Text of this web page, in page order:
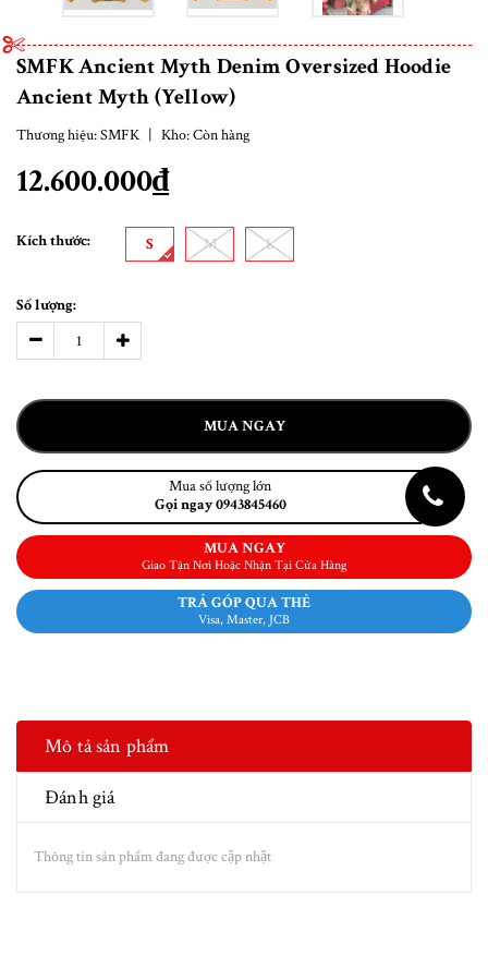
SMFK Ancient Myth Denim Oversized Hoodie
Ancient Myth (Yellow)
Thương hiệu:SMFK Kho:Còn hàng
12.600.000₫
Kích thước: S M L
Số lượng:
MUA NGAY
Mua số lượng lớn
Gọi ngay 0943845460
MUA NGAY
Giao Tận Nơi Hoặc Nhận Tại Cửa Hàng
TRẢ GÓP QUA THẺ
Visa, Master, JCB
Mô tả sản phẩm
Đánh giá
Thông tin sản phẩm đang được cập nhật